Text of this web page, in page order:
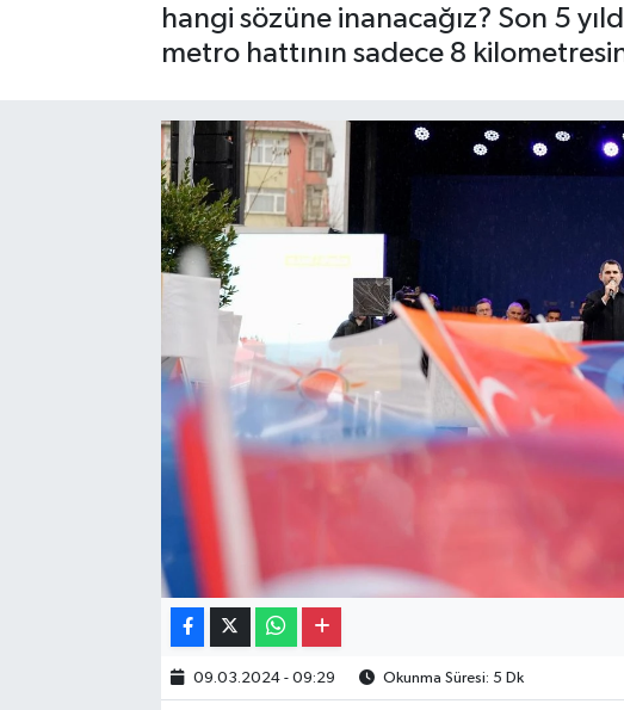
hangi sözüne inanacağız? Son 5
metro hattının sadece 8
09.03.2024 - 09:29 Okunma Süresi: 5 Dk
Gayrimenkul